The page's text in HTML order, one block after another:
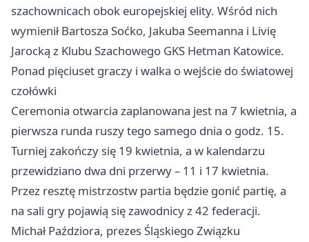
szachownicach obok europejskiej elity. Wśród nich
wymienił Bartosza Soćko, Jakuba Seemanna i Livię
Jarocką z Klubu Szachowego GKS Hetman Katowice.
Ponad pięciuset graczy i walka o wejście do światowej
czołówki
Ceremonia otwarcia zaplanowana jest na 7 kwietnia, a
pierwsza runda ruszy tego samego dnia o godz. 15.
Turniej zakończy się 19 kwietnia, a w kalendarzu
przewidziano dwa dni przerwy – 11 i 17 kwietnia.
Przez resztę mistrzostw partia będzie gonić partię, a
na sali gry pojawią się zawodnicy z 42 federacji.
Michał Paździora, prezes Śląskiego Związku